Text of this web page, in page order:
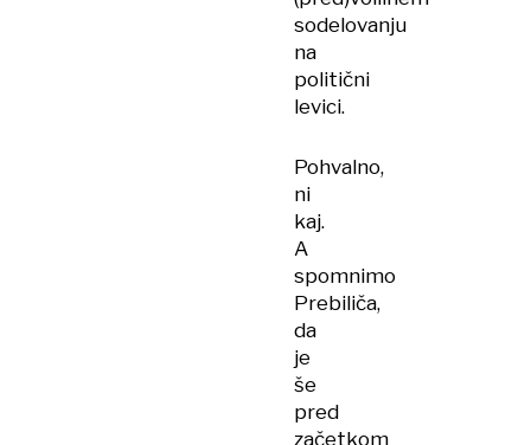
sodelovanju
na
politični
levici.
Pohvalno,
ni
kaj.
A
spomnimo
Prebiliča,
da
je
še
pred
začetkom